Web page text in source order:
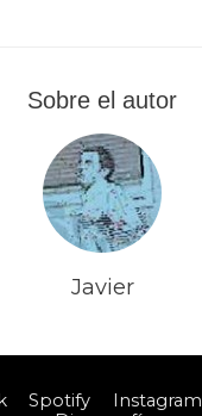
Sobre el autor
Javier
Spotify Instagram